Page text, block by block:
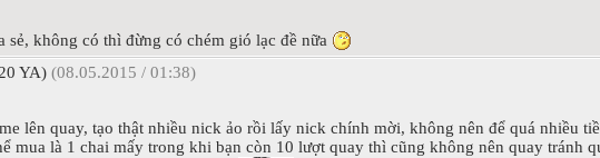
không có thì đừng có chém gió lạc đề nữa
YA) (08.05.2015 / 01:38)
lên quay, tạo thật nhiều nick ảo rồi lấy nick chính mời, không nên để quá nhiều
mua là 1 chai mấy trong khi bạn còn 10 lượt quay thì cũng không nên quay tránh